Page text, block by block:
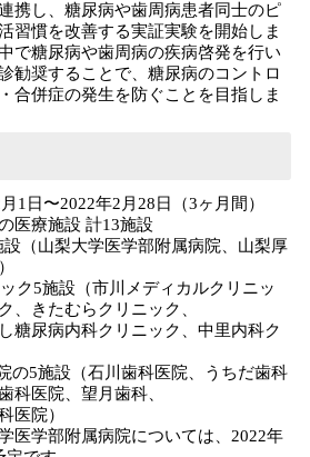
携し、糖尿病や歯周病患者同士のピ
習慣を改善する実証実験を開始しま
で糖尿病や歯周病の疾病啓発を行い
勧奨することで、糖尿病のコントロ
合併症の発生を防ぐことを目指しま
1日〜2022年2月28日（3ヶ月間）
医療施設 計13施設
大学医学部附属病院、山梨厚
（市川メディカルクリニッ
、きたむらクリニック、
クリニック、中里内科ク
（石川歯科医院、うちだ歯科
科医院、望月歯科、
）
属病院については、2022年